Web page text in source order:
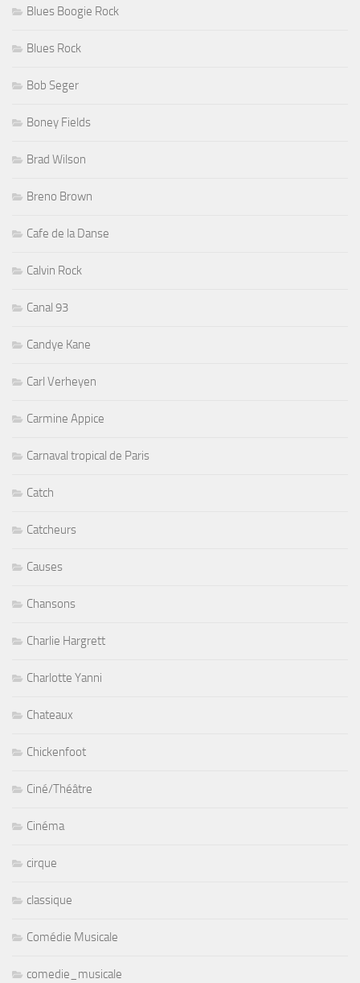
Blues Boogie Rock
Blues Rock
Bob Seger
Boney Fields
Brad Wilson
Breno Brown
Cafe de la Danse
Calvin Rock
Canal 93
Candye Kane
Carl Verheyen
Carmine Appice
Carnaval tropical de Paris
Catch
Catcheurs
Causes
Chansons
Charlie Hargrett
Charlotte Yanni
Chateaux
Chickenfoot
Ciné/Théâtre
Cinéma
cirque
classique
Comédie Musicale
comedie_musicale